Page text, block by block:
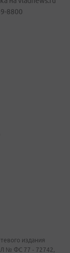
8800
издания
№ ФС 77 - 72742,